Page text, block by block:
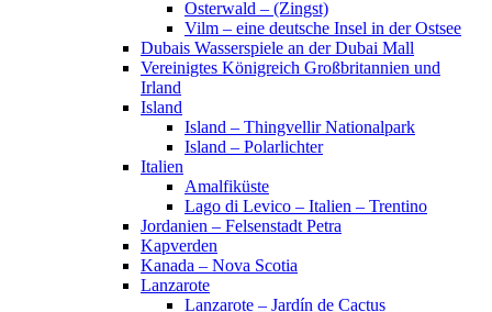
Osterwald – (Zingst)
Vilm – eine deutsche Insel in der Ostsee
Dubais Wasserspiele an der Dubai Mall
Vereinigtes Königreich Großbritannien und
Irland
Island
Island – Thingvellir Nationalpark
Island – Polarlichter
Italien
Amalfiküste
Lago di Levico – Italien – Trentino
Jordanien – Felsenstadt Petra
Kapverden
Kanada – Nova Scotia
Lanzarote
Lanzarote – Jardín de Cactus